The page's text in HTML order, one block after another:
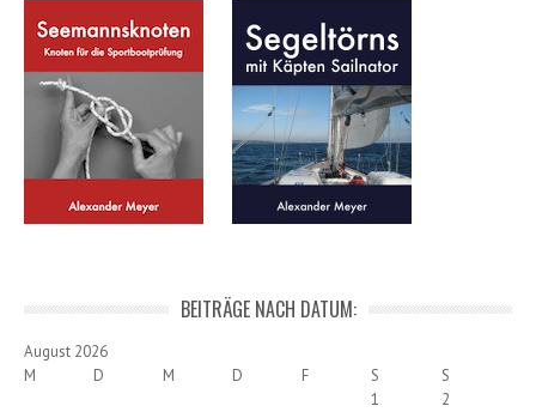
BEITRÄGE NACH DATUM:
August 2026
M
D M D F S
S
1
2